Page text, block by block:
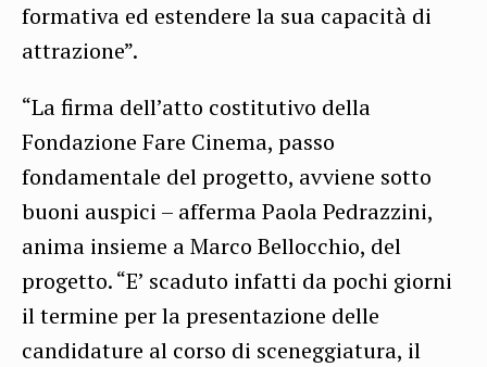
formativa ed estendere la sua capacità di
attrazione”.
“La firma dell’atto costitutivo della
Fondazione Fare Cinema, passo
fondamentale del progetto, avviene sotto
buoni auspici – afferma Paola Pedrazzini,
anima insieme a Marco Bellocchio, del
progetto. “E’ scaduto infatti da pochi giorni
il termine per la presentazione delle
candidature al corso di sceneggiatura, il